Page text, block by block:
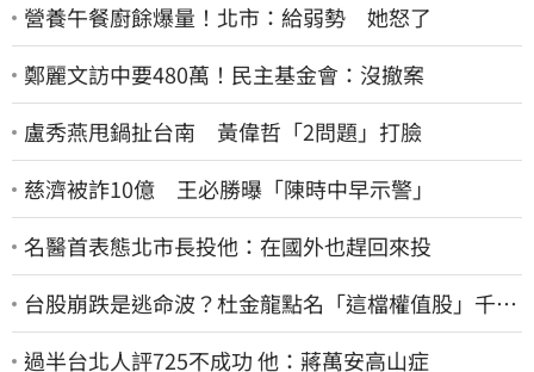
營養午餐廚餘爆量！北市：給弱勢 她怒了
鄭麗文訪中要480萬！民主基金會：沒撤案
盧秀燕甩鍋扯台南 黃偉哲「2問題」打臉
慈濟被詐10億 王必勝曝「陳時中早示警」
名醫首表態北市長投他：在國外也趕回來投
台股崩跌是逃命波？杜金龍點名「這檔權值股」千萬
別長抱
過半台北人評725不成功 他：蔣萬安高山症